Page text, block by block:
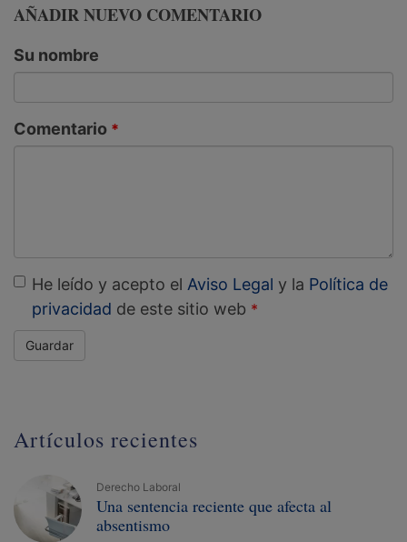
AÑADIR NUEVO COMENTARIO
Su nombre
Comentario
He leído y acepto el Aviso Legal y la Política de
privacidad de este sitio web
Guardar
Artículos recientes
Derecho Laboral
Una sentencia reciente que afecta al
absentismo